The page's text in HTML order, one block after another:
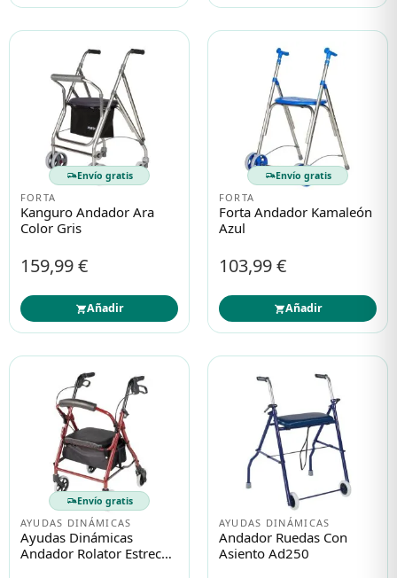
Envío gratis
FORTA
Kanguro Andador Ara
Color Gris
159,99 €
Añadir
Envío gratis
FORTA
Forta Andador Kamaleón
Azul
103,99 €
Añadir
Envío gratis
AYUDAS DINÁMICAS
Ayudas Dinámicas
Andador Rolator Estrecho
AYUDAS DINÁMICAS
Andador Ruedas Con
Asiento Ad250